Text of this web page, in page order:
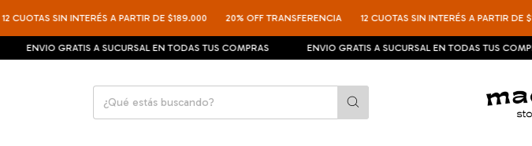
SIN INTERÉS A PARTIR DE $189.000 20% OFF TRANSFERENCIA 12 CUOTAS SIN INTERÉS A PARTIR DE $189.000
GRATIS A SUCURSAL EN TODAS TUS COMPRAS ENVIO GRATIS A SUCURSAL EN TODAS TUS COMPRAS